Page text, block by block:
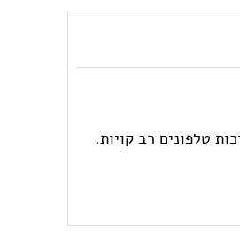
טלפונים רב קויות.